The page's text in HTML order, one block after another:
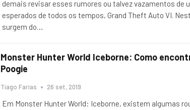
demais revisar esses rumores ou talvez vazamentos de
esperados de todos os tempos, Grand Theft Auto VI.
surgem do…
Monster Hunter World Iceborne: Como
Poogie
Tiago Farias 26 set, 2019
Em Monster Hunter World: Iceborne, existem algumas